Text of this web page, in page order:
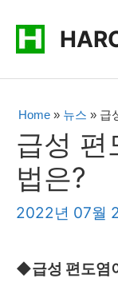
Home » 뉴스 » 급
급성 편
법은?
2022년 07월
◆급성 편도염